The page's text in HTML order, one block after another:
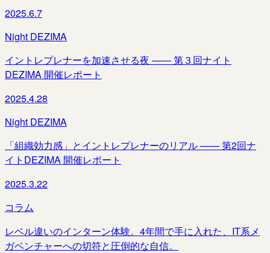
2025.6.7
Night DEZIMA
イントレプレナーを加速させる夜 —— 第３回ナイト
DEZIMA 開催レポート
2025.4.28
Night DEZIMA
「組織効力感」とイントレプレナーのリアル —— 第2回ナ
イトDEZIMA 開催レポート
2025.3.22
コラム
レベル違いのインターン体験。4年間で手に入れた、IT系メ
ガベンチャーへの切符と圧倒的な自信。